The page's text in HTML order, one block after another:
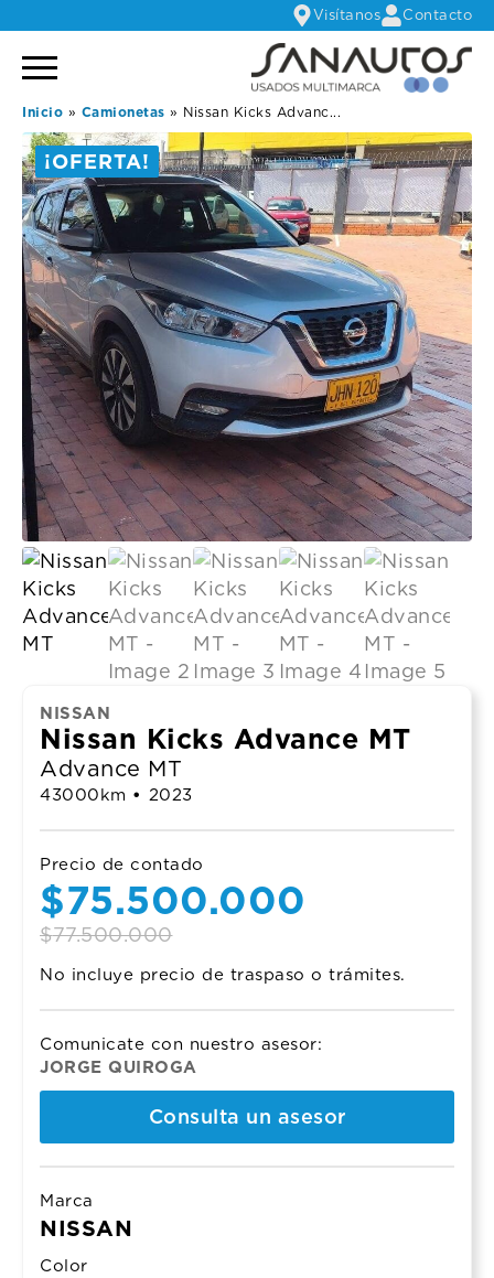
Visítanos Contacto
Inicio » Camionetas » Nissan Kicks Advanc...
¡OFERTA!
NISSAN
Nissan Kicks Advance MT
Advance MT
43000 km • 2023
Precio de contado
$77.500.000
Original
price
was:
$77.500.000.
$75.500.000
Current
price
is:
$75.500.000.
No incluye precio de traspaso o trámites.
Comunicate con nuestro asesor:
JORGE QUIROGA
Consulta un asesor
Marca
NISSAN
Color